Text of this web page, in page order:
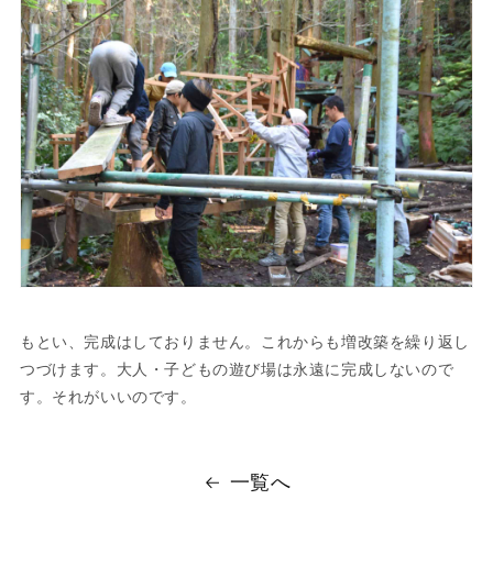
もとい、完成はしておりません。これからも増改築を繰り返し
つづけます。大人・子どもの遊び場は永遠に完成しないので
す。それがいいのです。
一覧へ